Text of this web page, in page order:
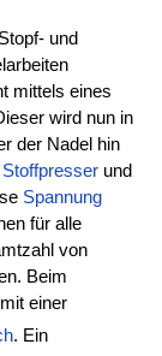
und
mittels eines
wird nun in
der Nadel hin
Stoffpresserund
Spannung
für alle
von
Beim
einer
. Ein